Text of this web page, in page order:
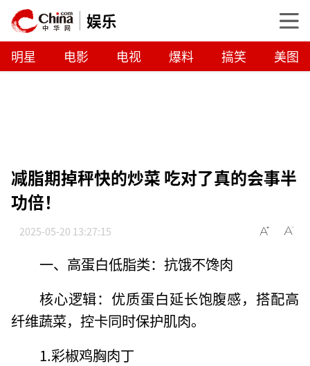
娱乐
明星 电影 电视 爆料 搞笑 美图
减脂期掉秤快的炒菜 吃对了真的会事半
功倍！
2025-05-20 13:27:15
一、高蛋白低脂类：抗饿不馋肉
核心逻辑：优质蛋白延长饱腹感，搭配高
纤维蔬菜，控卡同时保护肌肉。
1.彩椒鸡胸肉丁